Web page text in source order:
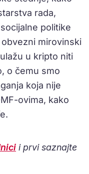
rada,
politike
mirovinski
u kripto niti
o čemu smo
koja nije
ovima, kako
i prvi saznajte